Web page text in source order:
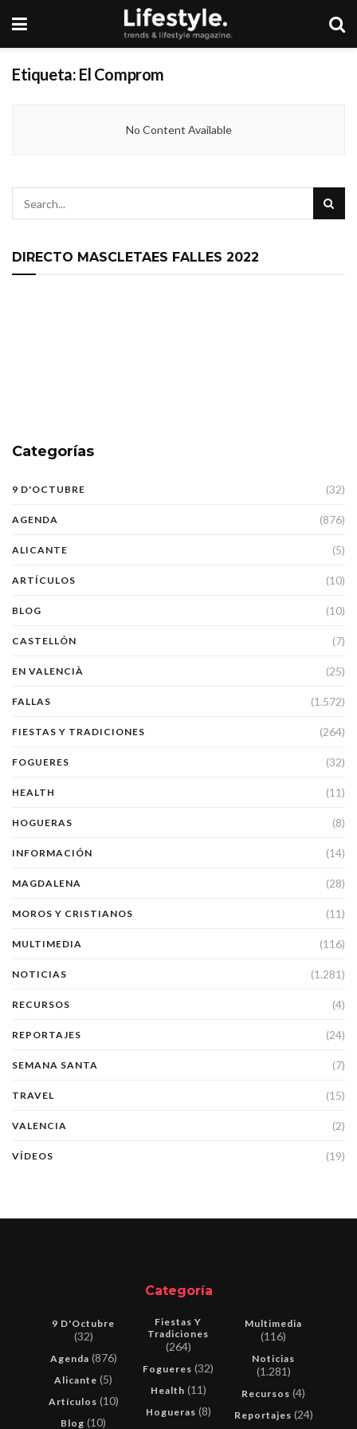
Etiqueta: El Comprom
No Content Available
DIRECTO MASCLETAES FALLES 2022
Categorías
9 D'OCTUBRE (32)
AGENDA (876)
ALICANTE (5)
ARTÍCULOS (10)
BLOG (10)
CASTELLÓN (7)
EN VALENCIÀ (25)
FALLAS (1.572)
FIESTAS Y TRADICIONES (264)
FOGUERES (32)
HEALTH (11)
HOGUERAS (8)
INFORMACIÓN (14)
MAGDALENA (28)
MOROS Y CRISTIANOS (11)
MULTIMEDIA (116)
NOTICIAS (1.281)
RECURSOS (4)
REPORTAJES (24)
SEMANA SANTA (7)
TRAVEL (15)
VALENCIA (2)
VÍDEOS (19)
Categoría
9 D'Octubre
(32)
Agenda (876)
Alicante (5)
Artículos (10)
Blog (10)
Fiestas Y
Tradiciones
(264)
Fogueres (32)
Health (11)
Hogueras (8)
Multimedia
(116)
Noticias
(1.281)
Recursos (4)
Reportajes (24)